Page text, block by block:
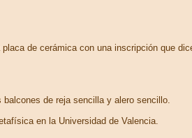
de cerámica con una inscripción que
de reja sencilla y alero sencillo.
en la Universidad de Valencia.